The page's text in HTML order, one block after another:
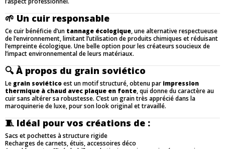
🌱 Un cuir responsable
Ce cuir bénéficie d’un tannage écologique, une alternative respectueuse
de l’environnement, limitant l’utilisation de produits chimiques et réduisant
l’empreinte écologique. Une belle option pour les créateurs soucieux de
l’impact environnemental de leurs matériaux.
🔍À propos du grain soviético
Le grain soviéticoest un motif structuré, obtenu par impression
thermique à chaud avec plaque en fonte, qui donne du caractère au
cuir sans altérer sa robustesse. C’est un grain très apprécié dans la
maroquinerie de luxe, pour son look original et travaillé.
🧵 Idéal pour vos créations de :
Sacs et pochettes à structure rigide
Recharges de carnets, étuis, accessoires déco